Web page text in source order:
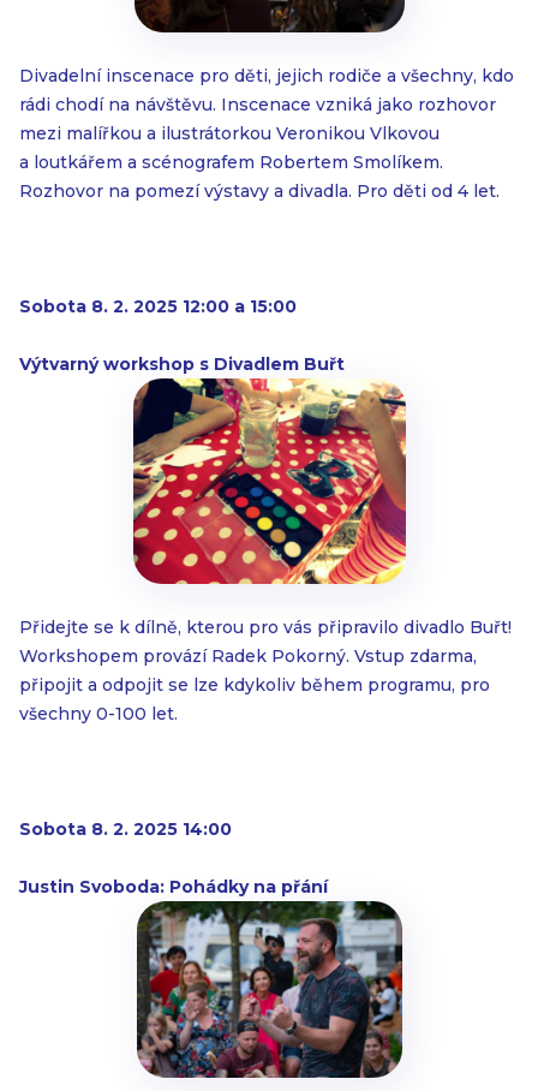
Divadelní inscenace pro děti, jejich rodiče a všechny, kdo
rádi chodí na návštěvu. Inscenace vzniká jako rozhovor
mezi malířkou a ilustrátorkou Veronikou Vlkovou
a loutkářem a scénografem Robertem Smolíkem.
Rozhovor na pomezí výstavy a divadla. Pro děti od 4 let.
Sobota 8. 2. 2025 12:00 a 15:00
Výtvarný workshop s Divadlem Buřt
Přidejte se k dílně, kterou pro vás připravilo divadlo Buřt!
Workshopem provází Radek Pokorný. Vstup zdarma,
připojit a odpojit se lze kdykoliv během programu, pro
všechny 0-100 let.
Sobota 8. 2. 2025 14:00
Justin Svoboda: Pohádky na přání